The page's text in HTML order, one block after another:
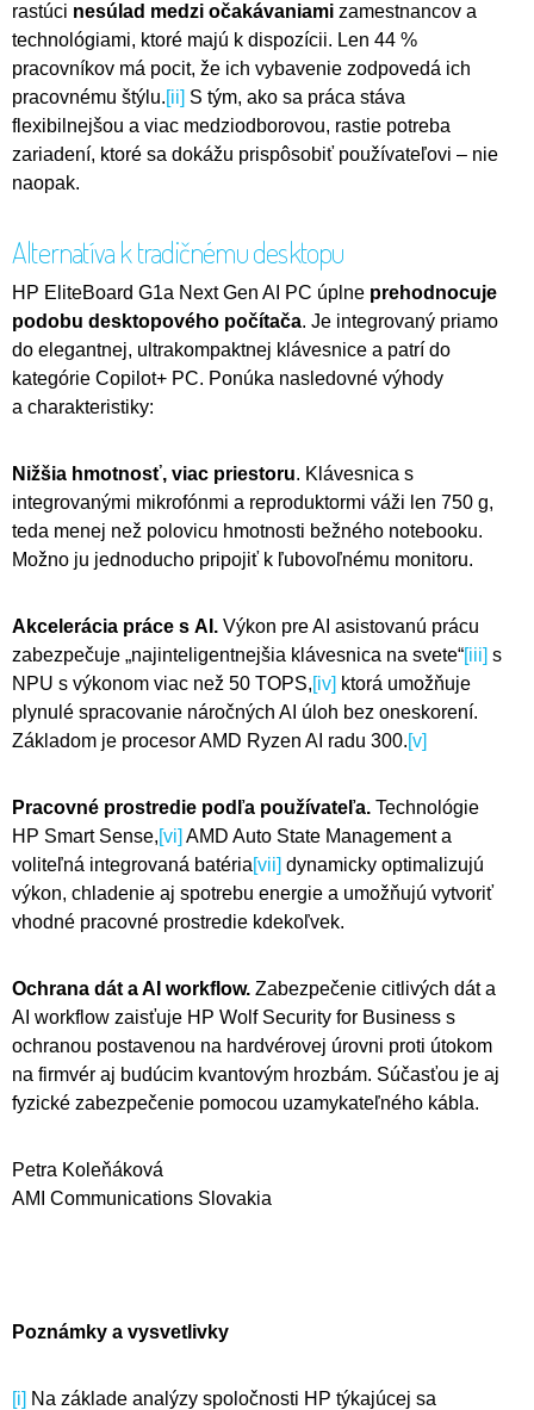
rastúci nesúlad medzi očakávaniami zamestnancov a
technológiami, ktoré majú k dispozícii. Len 44 %
pracovníkov má pocit, že ich vybavenie zodpovedá ich
pracovnému štýlu.[ii] S tým, ako sa práca stáva
flexibilnejšou a viac medziodborovou, rastie potreba
zariadení, ktoré sa dokážu prispôsobiť používateľovi – nie
naopak.
Alternatíva k tradičnému desktopu
HP EliteBoard G1a Next Gen AI PC úplne prehodnocuje
podobu desktopového počítača. Je integrovaný priamo
do elegantnej, ultrakompaktnej klávesnice a patrí do
kategórie Copilot+ PC. Ponúka nasledovné výhody
a charakteristiky:
Nižšia hmotnosť, viac priestoru. Klávesnica s
integrovanými mikrofónmi a reproduktormi váži len 750 g,
teda menej než polovicu hmotnosti bežného notebooku.
Možno ju jednoducho pripojiť k ľubovoľnému monitoru.
Akcelerácia práce s AI. Výkon pre AI asistovanú prácu
zabezpečuje „najinteligentnejšia klávesnica na svete“[iii] s
NPU s výkonom viac než 50 TOPS,[iv] ktorá umožňuje
plynulé spracovanie náročných AI úloh bez oneskorení.
Základom je procesor AMD Ryzen AI radu 300.[v]
Pracovné prostredie podľa používateľa. Technológie
HP Smart Sense,[vi] AMD Auto State Management a
voliteľná integrovaná batéria[vii] dynamicky optimalizujú
výkon, chladenie aj spotrebu energie a umožňujú vytvoriť
vhodné pracovné prostredie kdekoľvek.
Ochrana dát a AI workflow. Zabezpečenie citlivých dát a
AI workflow zaisťuje HP Wolf Security for Business s
ochranou postavenou na hardvérovej úrovni proti útokom
na firmvér aj budúcim kvantovým hrozbám. Súčasťou je aj
fyzické zabezpečenie pomocou uzamykateľného kábla.
Petra Koleňáková
AMI Communications Slovakia
Poznámky a vysvetlivky
[i] Na základe analýzy spoločnosti HP týkajúcej sa